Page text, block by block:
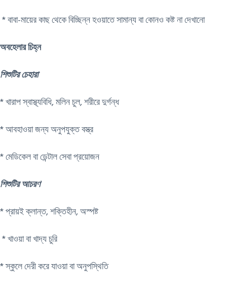
* বাবা-মায়ের কাছ থেকে বিচ্ছিন্ন হওয়াতে সামান্য বা কোনও কষ্ট না দেখানো
অবহেলার চিহ্ন
শিশুটির চেহারা
* খারাপ স্বাস্থ্যবিধি, মলিন চুল, শরীরে দুর্গন্ধ
* আবহাওয়া জন্য অনুপযুক্ত বস্ত্র
* মেডিকেল বা ডেন্টাল সেবা প্রয়োজন
শিশুটির আচরণ
​* প্রায়ই ক্লান্ত, শক্তিহীন, অস্পষ্ট
​ * খাওয়া বা খাদ্য চুরি
​* স্কুলে দেরী করে যাওয়া বা অনুপস্থিতি